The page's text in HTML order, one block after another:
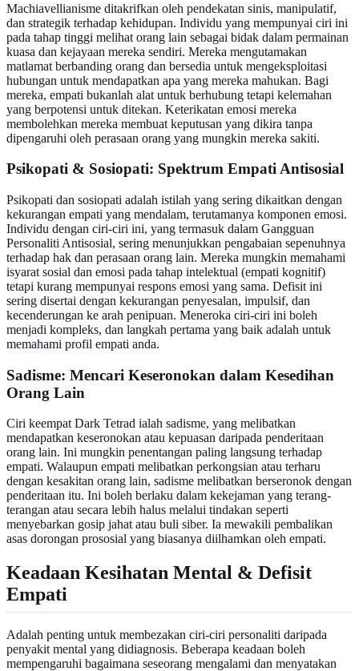
Machiavellianisme ditakrifkan oleh pendekatan sinis, manipulatif,
dan strategik terhadap kehidupan. Individu yang mempunyai ciri ini
pada tahap tinggi melihat orang lain sebagai bidak dalam permainan
kuasa dan kejayaan mereka sendiri. Mereka mengutamakan
matlamat berbanding orang dan bersedia untuk mengeksploitasi
hubungan untuk mendapatkan apa yang mereka mahukan. Bagi
mereka, empati bukanlah alat untuk berhubung tetapi kelemahan
yang berpotensi untuk ditekan. Keterikatan emosi mereka
membolehkan mereka membuat keputusan yang dikira tanpa
dipengaruhi oleh perasaan orang yang mungkin mereka sakiti.
Psikopati & Sosiopati: Spektrum Empati Antisosial
Psikopati dan sosiopati adalah istilah yang sering dikaitkan dengan
kekurangan empati yang mendalam, terutamanya komponen emosi.
Individu dengan ciri-ciri ini, yang termasuk dalam Gangguan
Personaliti Antisosial, sering menunjukkan pengabaian sepenuhnya
terhadap hak dan perasaan orang lain. Mereka mungkin memahami
isyarat sosial dan emosi pada tahap intelektual (empati kognitif)
tetapi kurang mempunyai respons emosi yang sama. Defisit ini
sering disertai dengan kekurangan penyesalan, impulsif, dan
kecenderungan ke arah penipuan. Meneroka ciri-ciri ini boleh
menjadi kompleks, dan langkah pertama yang baik adalah untuk
memahami profil empati anda.
Sadisme: Mencari Keseronokan dalam Kesedihan
Orang Lain
Ciri keempat Dark Tetrad ialah sadisme, yang melibatkan
mendapatkan keseronokan atau kepuasan daripada penderitaan
orang lain. Ini mungkin penentangan paling langsung terhadap
empati. Walaupun empati melibatkan perkongsian atau terharu
dengan kesakitan orang lain, sadisme melibatkan berseronok dengan
penderitaan itu. Ini boleh berlaku dalam kekejaman yang terang-
terangan atau secara lebih halus melalui tindakan seperti
menyebarkan gosip jahat atau buli siber. Ia mewakili pembalikan
asas dorongan prososial yang biasanya diilhamkan oleh empati.
Keadaan Kesihatan Mental & Defisit
Empati
Adalah penting untuk membezakan ciri-ciri personaliti daripada
penyakit mental yang didiagnosis. Beberapa keadaan boleh
mempengaruhi bagaimana seseorang mengalami dan menyatakan